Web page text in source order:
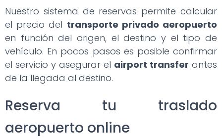
Nuestro sistema de reservas permite calcular
el precio del transporte privado aeropuerto
en función del origen, el destino y el tipo de
vehículo. En pocos pasos es posible confirmar
el servicio y asegurar el airport transfer antes
de la llegada al destino.
Reserva tu traslado
aeropuerto online